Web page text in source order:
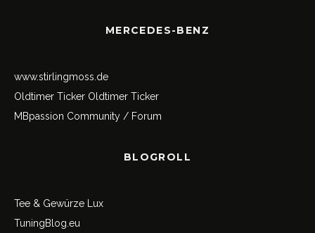
MERCEDES-BENZ
www.stirlingmoss.de
Oldtimer Ticker Oldtimer Ticker
MBpassion Community / Forum
BLOGROLL
Tee & Gewürze Lux
TuningBlog.eu